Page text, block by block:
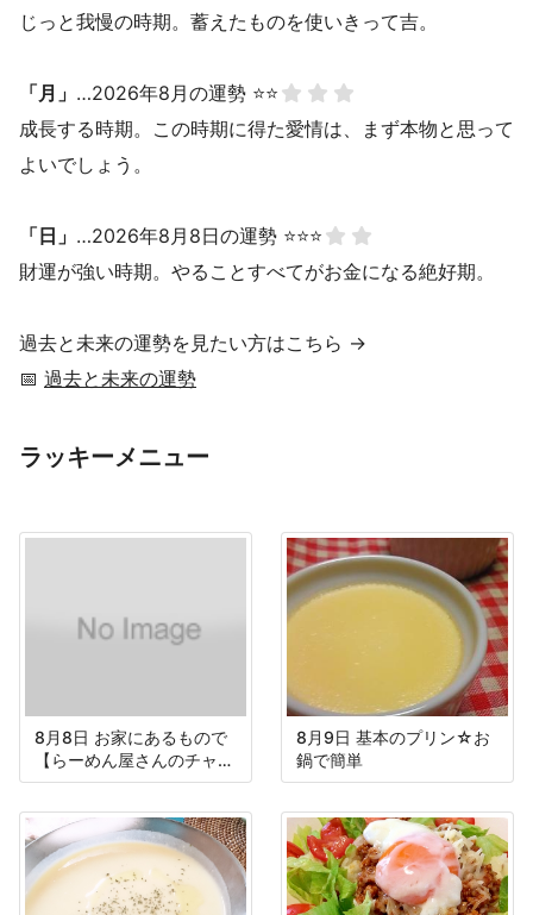
じっと我慢の時期。蓄えたものを使いきって吉。
「月」 …2026年8月の運勢 ⭐⭐
成長する時期。この時期に得た愛情は、まず本物と思って
よいでしょう。
「日」 …2026年8月8日の運勢 ⭐⭐⭐
財運が強い時期。やることすべてがお金になる絶好期。
過去と未来の運勢を見たい方はこちら →
📅 過去と未来の運勢
ラッキーメニュー
8月8日 お家にあるもので
【らーめん屋さんのチャー
ハン】
8月9日 基本のプリン☆お
鍋で簡単